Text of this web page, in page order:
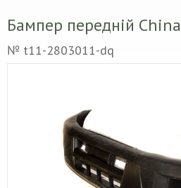
Бампер передній China
№ t11-2803011-dq